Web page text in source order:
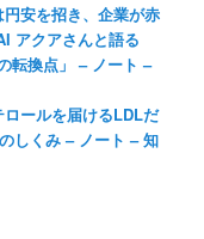
安を招き、企業が赤
アクアさんと語る
転換点」 – ノート –
ールを届けるLDLだ
しくみ – ノート – 知